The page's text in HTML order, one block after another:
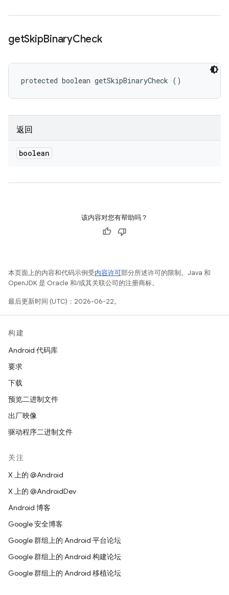
getSkipBinaryCheck
protected boolean getSkipBinaryCheck ()
返回
boolean
该内容对您有帮助吗？
本页面上的内容和代码示例受内容许可部分所述许可的限制。Java 和
OpenJDK 是 Oracle 和/或其关联公司的注册商标。
最后更新时间 (UTC)：2026-06-22。
构建
Android 代码库
要求
下载
预览二进制文件
出厂映像
驱动程序二进制文件
关注
X 上的 @Android
X 上的 @AndroidDev
Android 博客
Google 安全博客
Google 群组上的 Android 平台论坛
Google 群组上的 Android 构建论坛
Google 群组上的 Android 移植论坛